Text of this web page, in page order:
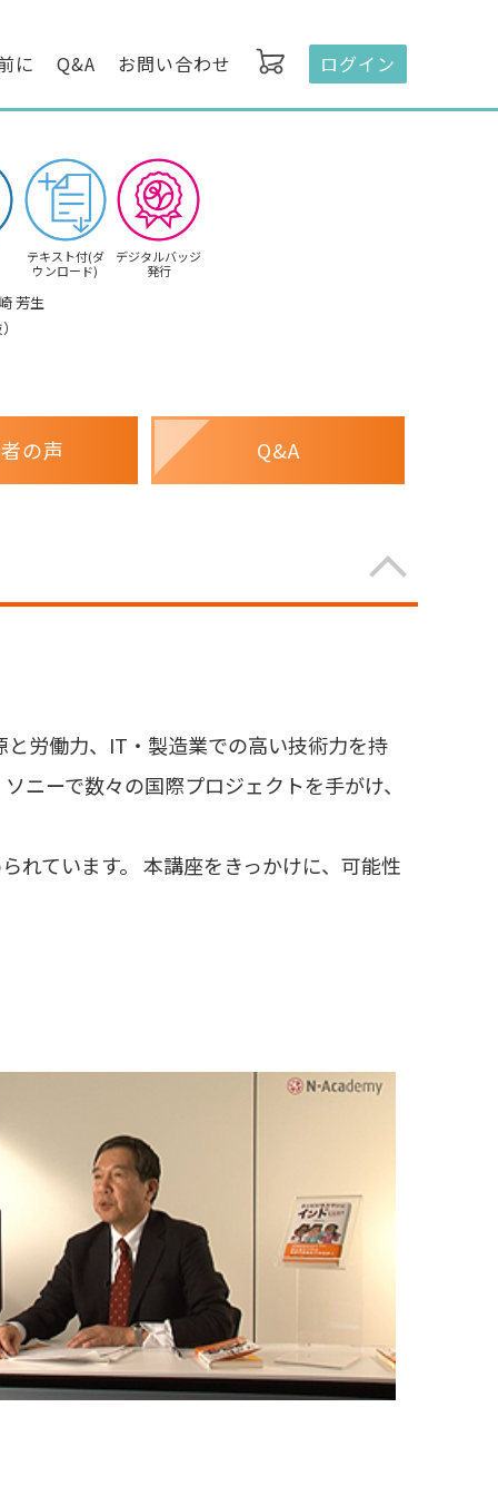
に Q&A お問い合わせ ログイン
テキスト付(ダ
ウンロード)
デジタルバッジ
発行
芳生
の声 Q&A
労働力、IT・製造業での高い技術力を持
ニーで数々の国際プロジェクトを手がけ、
れています。 本講座をきっかけに、可能性